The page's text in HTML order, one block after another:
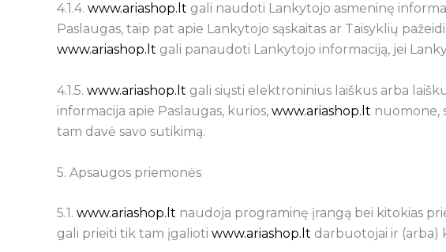
4.1.4. www.ariashop.lt gali naudoti Lankytojo asmeninę
Paslaugas, taip pat apie Lankytojo sąskaitas ar Taisyklių
www.ariashop.lt gali panaudoti Lankytojo informaciją, jei
4.1.5. www.ariashop.lt gali siųsti elektroninius laiškus arba
informacija apie Paslaugas, kurios, www.ariashop.lt nuomone,
tam davė savo sutikimą.
5. Apsaugos priemonės
5.1. www.ariashop.lt naudoja programinę įrangą bei kitokias
gali prieiti tik tam įgalioti www.ariashop.lt darbuotojai ir (arba)